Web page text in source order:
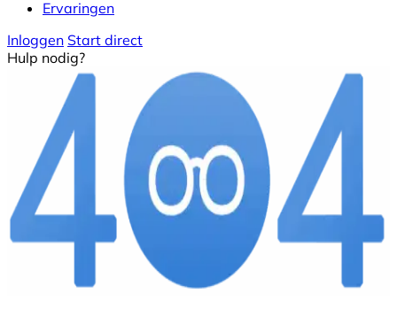
Ervaringen
Inloggen Start direct
Hulp nodig?